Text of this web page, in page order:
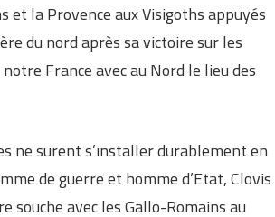
et la Provence aux Visigoths appuyés
du nord après sa victoire sur les
France avec au Nord le lieu des
ne surent s’installer durablement en
de guerre et homme d’Etat, Clovis
avec les Gallo-Romains au